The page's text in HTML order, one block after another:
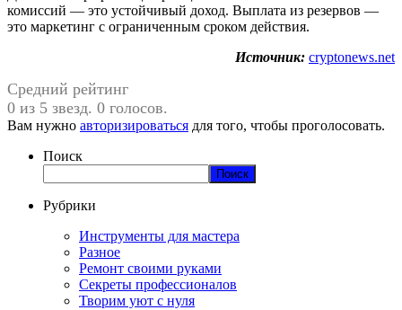
комиссий — это устойчивый доход. Выплата из резервов —
это маркетинг с ограниченным сроком действия.
Источник: cryptonews.net
Средний рейтинг
0 из 5 звезд. 0 голосов.
Вам нужно авторизироваться для того, чтобы проголосовать.
Поиск
Поиск
Рубрики
Инструменты для мастера
Разное
Ремонт своими руками
Секреты профессионалов
Творим уют с нуля